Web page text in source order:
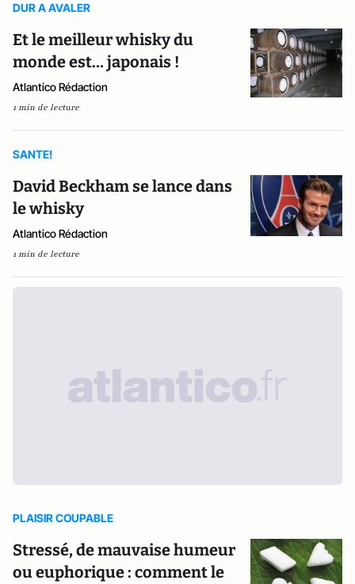
DUR A AVALER
Et le meilleur whisky du
monde est… japonais !
Atlantico Rédaction
1 min de lecture
SANTE!
David Beckham se lance dans
le whisky
Atlantico Rédaction
1 min de lecture
PLAISIR COUPABLE
Stressé, de mauvaise humeur
ou euphorique : comment le